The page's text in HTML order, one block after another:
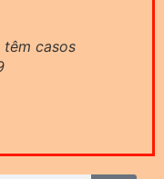
têm casos